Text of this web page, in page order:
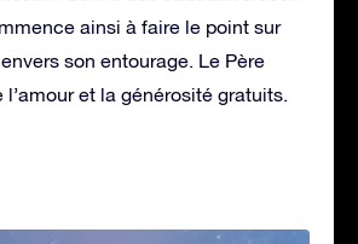
ainsi à faire le point sur
son entourage. Le Père
l’amour et la générosité gratuits.